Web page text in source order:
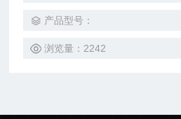
7、流量计量程：10mL/mi
产品型号：
浏览量：2242